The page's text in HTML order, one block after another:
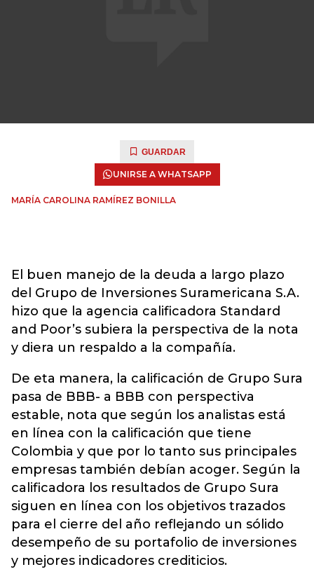
GUARDAR
UNIRSE A WHATSAPP
MARÍA CAROLINA RAMÍREZ BONILLA
El buen manejo de la deuda a largo plazo
del Grupo de Inversiones Suramericana S.A.
hizo que la agencia calificadora Standard
and Poor’s subiera la perspectiva de la nota
y diera un respaldo a la compañía.
De eta manera, la calificación de Grupo Sura
pasa de BBB- a BBB con perspectiva
estable, nota que según los analistas está
en línea con la calificación que tiene
Colombia y que por lo tanto sus principales
empresas también debían acoger. Según la
calificadora los resultados de Grupo Sura
siguen en línea con los objetivos trazados
para el cierre del año reflejando un sólido
desempeño de su portafolio de inversiones
y mejores indicadores crediticios.